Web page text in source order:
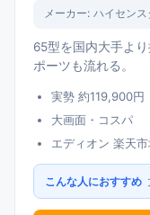
メーカー: ハイセンス
65型を国内大手よ
ポーツも流れる。
実勢 約119,900円
大画面・コスパ
エディオン 楽天
こんな人におすすめ